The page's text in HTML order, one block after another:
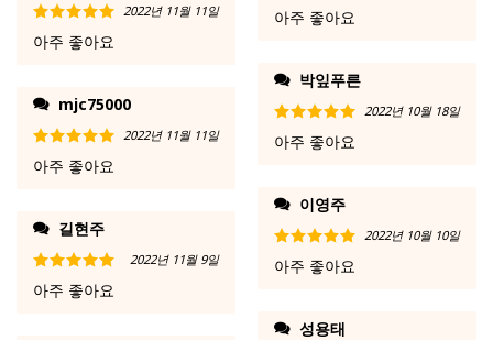
5 중에서5
로 평가됨
2022년 11월 11일
아주 좋아요
mjc75000
5 중에서5
로 평가됨
2022년 11월 11일
아주 좋아요
길현주
5 중에서5
로 평가됨
2022년 11월 9일
아주 좋아요
5 중에서5
로 평가됨
아주 좋아요
박잎푸른
5 중에서5
로 평가됨
2022년 10월 18일
아주 좋아요
이영주
5 중에서5
로 평가됨
2022년 10월 10일
아주 좋아요
성용태